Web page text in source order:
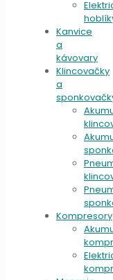
Kanvice
a
kávovary
Klincovačky
a
Kompresory